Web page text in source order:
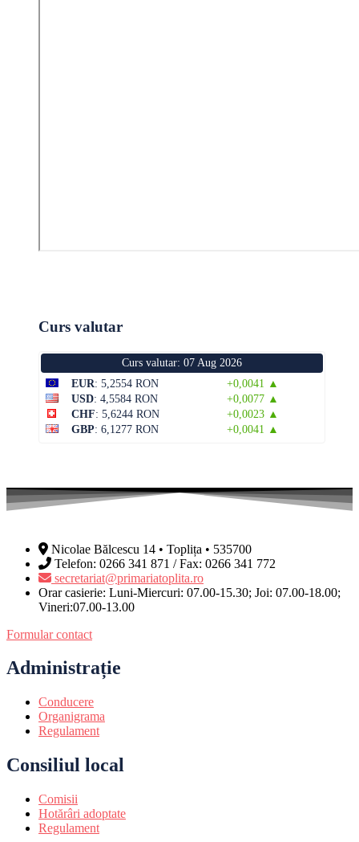
Curs valutar
Curs valutar: 07 Aug 2026
EUR: 5,2554 RON
+0,0041 ▲
USD: 4,5584 RON
+0,0077 ▲
CHF: 5,6244 RON
+0,0023 ▲
GBP: 6,1277 RON +0,0041 ▲
Nicolae Bălcescu 14 • Toplița • 535700
Telefon: 0266 341 871 / Fax: 0266 341 772
secretariat@primariatoplita.ro
Orar casierie: Luni-Miercuri: 07.00-15.30; Joi: 07.00-18.00;
Vineri:07.00-13.00
Formular contact
Administrație
Conducere
Organigrama
Regulament
Consiliul local
Comisii
Hotărâri adoptate
Regulament